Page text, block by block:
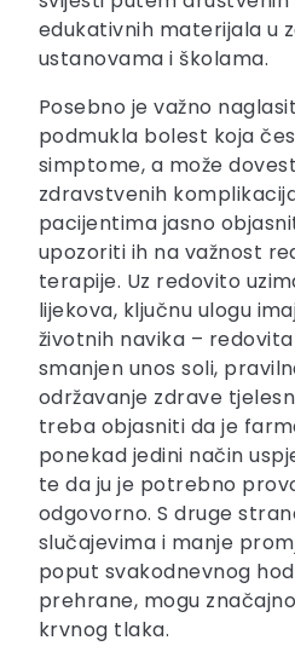
edukativnih materijala u
ustanovama i školama.
Posebno je važno
podmukla bolest koja
simptome, a može
zdravstvenih
pacijentima jasno
upozoriti ih na važnost
terapije. Uz redovito
lijekova, ključnu ulogu
životnih navika –
smanjen unos soli,
održavanje zdrave
treba objasniti da je
ponekad jedini način
te da ju je potrebno
odgovorno. S druge
slučajevima i manje
poput svakodnevnog
prehrane, mogu
krvnog tlaka.